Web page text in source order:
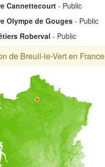
Cannettecourt - Public
Olympe de Gouges - Public
Roberval - Public
de Breuil-le-Vert en France